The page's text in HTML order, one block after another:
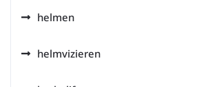
helmen
helmvizieren